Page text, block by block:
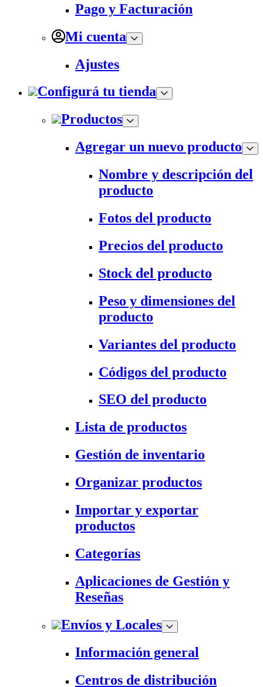
Pago y Facturación
Mi cuenta
Ajustes
Configurá tu tienda
Productos
Agregar un nuevo producto
Nombre y descripción del
producto
Fotos del producto
Precios del producto
Stock del producto
Peso y dimensiones del
producto
Variantes del producto
Códigos del producto
SEO del producto
Lista de productos
Gestión de inventario
Organizar productos
Importar y exportar
productos
Categorías
Aplicaciones de Gestión y
Reseñas
Envíos y Locales
Información general
Centros de distribución